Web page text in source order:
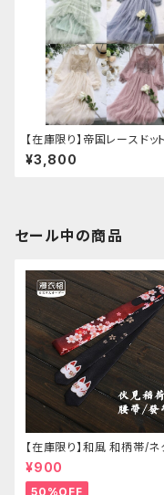
【在庫限り】帝国レースドッ
ンピース
¥3,800
セール中の商品
【在庫限り】和風 和柄帯/ネ
イ/リボン（狐面/金魚
¥900
50%OFF